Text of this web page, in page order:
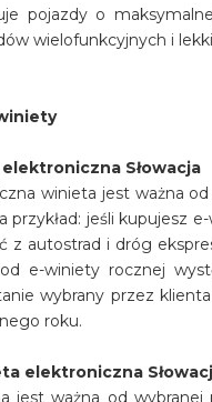
pojazdy o
wielofunkcyjnych i
Słowacja
winieta jest ważna
przykład: jeśli kupujesz
z autostrad i dróg
e-winiety rocznej
wybrany przez
roku.
elektroniczna
jest ważna od